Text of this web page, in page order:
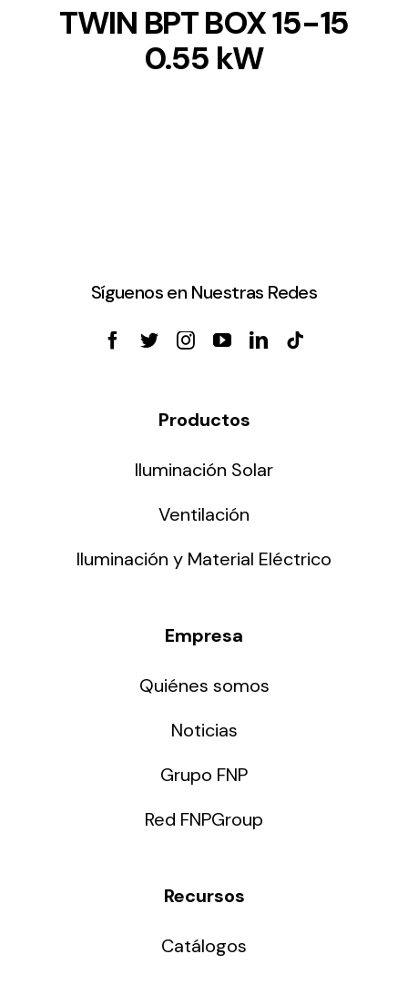
TWIN BPT BOX 15-15
0.55 kW
Síguenos en Nuestras Redes
Productos
Iluminación Solar
Ventilación
Iluminación y Material Eléctrico
Empresa
Quiénes somos
Noticias
Grupo FNP
Red FNPGroup
Recursos
Catálogos